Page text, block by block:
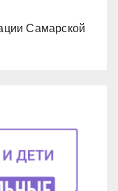
Самарской